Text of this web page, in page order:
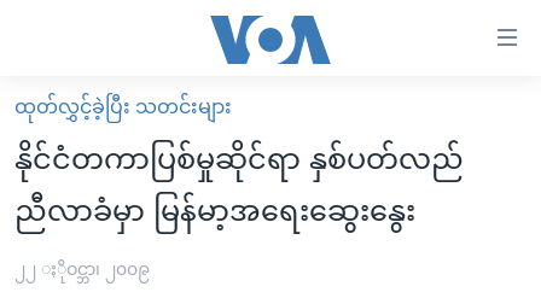
လွယ်ကူ
စေ
သည့်
Link
များ
မူလစာမျက်နှာ
မြန်မာ
ကမ္ဘာ့သတင်းများ
နိုင်ငံတကာ
ဗွီဒီယို
ထုတ်လွှင့်ခဲ့ပြီး သတင်းများ
နိုင်ငံတကာပြစ်မှုဆိုင်ရာ နှစ်ပတ်လည်
ညီလာခံမှာ မြန်မာ့အရေးဆွေးနွေး
၂၂ ႏိုဝင္ဘာ၊ ၂၀၀၉